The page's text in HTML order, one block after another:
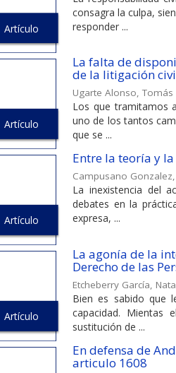
Artículo
consagra la culpa,
responder ...
Artículo
La falta de
de la litigación
Ugarte Alonso, Tomás
Los que tramitamos
uno de los tantos
que se ...
Artículo
Entre la teoría y
Campusano
La inexistencia del
debates en la
expresa, ...
Artículo
La agonía de la
Derecho de las
Etcheberry García,
Bien es sabido que
capacidad. Mientas
sustitución de ...
En defensa de
articulo 1608